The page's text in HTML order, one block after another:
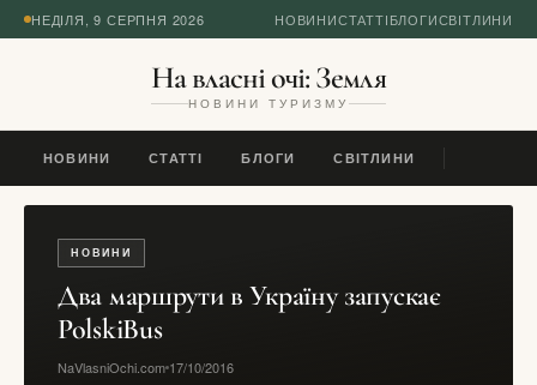
НЕДІЛЯ, 9 СЕРПНЯ 2026 НОВИНИСТАТТІБЛОГИСВІТЛИНИ
На власні очі: Земля
НОВИНИ ТУРИЗМУ
НОВИНИ СТАТТІ БЛОГИ СВІТЛИНИ
НОВИНИ
Два маршрути в Україну запускає
PolskiBus
NaVlasniOchi.com 17/10/2016